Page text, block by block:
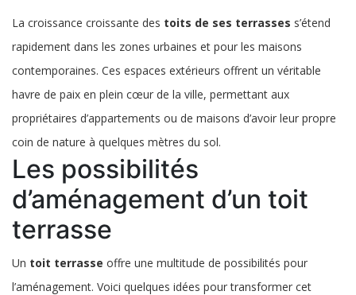
toit
:
et
de
La croissance croissante des toits de ses terrasses s’étend
rapidement dans les zones urbaines et pour les maisons
contemporaines. Ces espaces extérieurs offrent un véritable
havre de paix en plein cœur de la ville, permettant aux
propriétaires d’appartements ou de maisons d’avoir leur propre
coin de nature à quelques mètres du sol.
Les possibilités
d’aménagement d’un toit
terrasse
Un toit terrasse offre une multitude de possibilités pour
l’aménagement. Voici quelques idées pour transformer cet